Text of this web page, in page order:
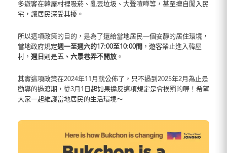
多遊客在韓屋村裡吸菸、亂丟垃圾、大聲喧嘩等，甚至擅自闖入民
宅，讓居民深受其擾。
所以這項政策的目的，是為了還給當地居民一個安靜的居住環境，
當地政府規定週一至週六的17:00至10:00間 ，遊客禁止進入韓屋
村， 週日 則是五、六景巷弄不開放 。
其實這項政策在2024年11月就公佈了，只不過到2025年2月為止是
勸導的過渡期，從3月1日起如果違反這項規定是會挨罰的喔！希望
大家一起維護當地居民的生活環境～